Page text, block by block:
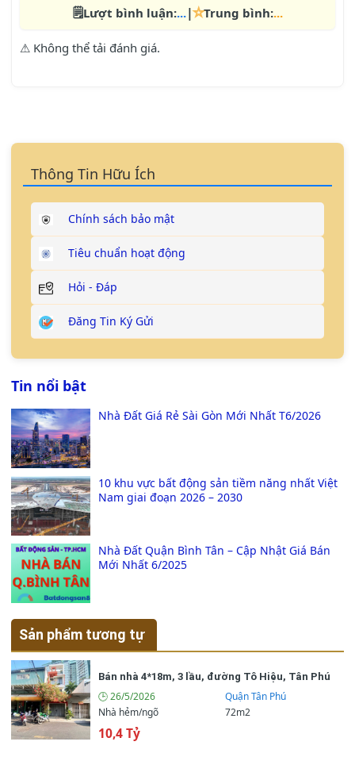
🗒️Lượt bình luận:...|⭐Trung bình:...
⚠ Không thể tải đánh giá.
Thông Tin Hữu Ích
Chính sách bảo mật
Tiêu chuẩn hoạt động
Hỏi - Đáp
Đăng Tin Ký Gửi
Tin nổi bật
Nhà Đất Giá Rẻ Sài Gòn Mới Nhất T6/2026
10 khu vực bất động sản tiềm năng nhất Việt
Nam giai đoạn 2026 – 2030
Nhà Đất Quận Bình Tân – Cập Nhật Giá Bán
Mới Nhất 6/2025
Sản phẩm tương tự
Bán nhà 4*18m, 3 lầu, đường Tô Hiệu, Tân Phú
🕒 26/5/2026
Quận Tân Phú
Nhà hẻm/ngõ
72m2
10,4 Tỷ